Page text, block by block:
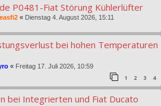
P0481-Fiat Störung Kühlerlüfter
« Dienstag 4. August 2026, 15:11
bei hohen Temperaturen
« Freitag 17. Juli 2026, 10:59
1 2 3 4
bei Integrierten und Fiat Ducato